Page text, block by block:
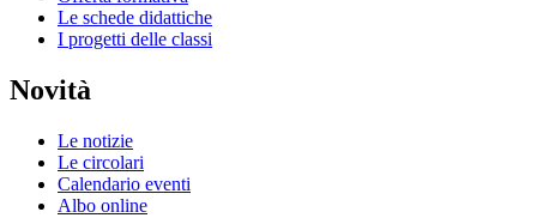
Le schede didattiche
I progetti delle classi
Novità
Le notizie
Le circolari
Calendario eventi
Albo online